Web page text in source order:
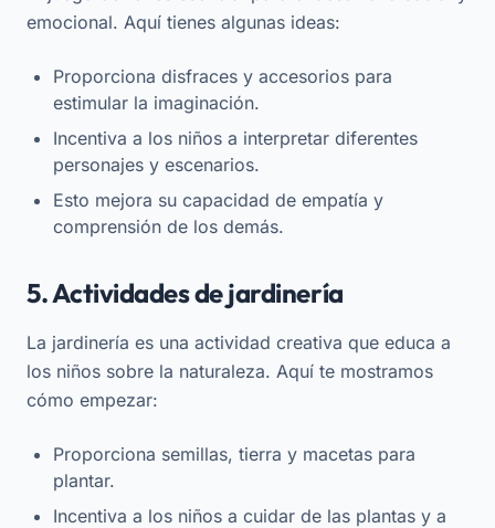
emocional. Aquí tienes algunas ideas:
Proporciona disfraces y accesorios para
estimular la imaginación.
Incentiva a los niños a interpretar diferentes
personajes y escenarios.
Esto mejora su capacidad de empatía y
comprensión de los demás.
5. Actividades de jardinería
La jardinería es una actividad creativa que educa a
los niños sobre la naturaleza. Aquí te mostramos
cómo empezar:
Proporciona semillas, tierra y macetas para
plantar.
Incentiva a los niños a cuidar de las plantas y a